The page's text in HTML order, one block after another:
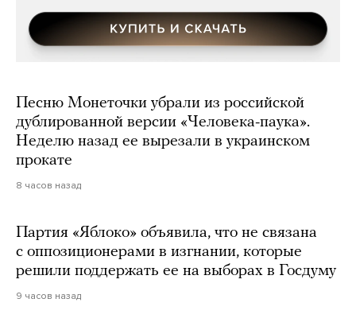
Песню Монеточки убрали из российской
дублированной версии «Человека-паука».
Неделю назад ее вырезали в украинском
прокате
8 часов назад
Партия «Яблоко» объявила, что не связана
с оппозиционерами в изгнании, которые
решили поддержать ее на выборах в Госдуму
9 часов назад